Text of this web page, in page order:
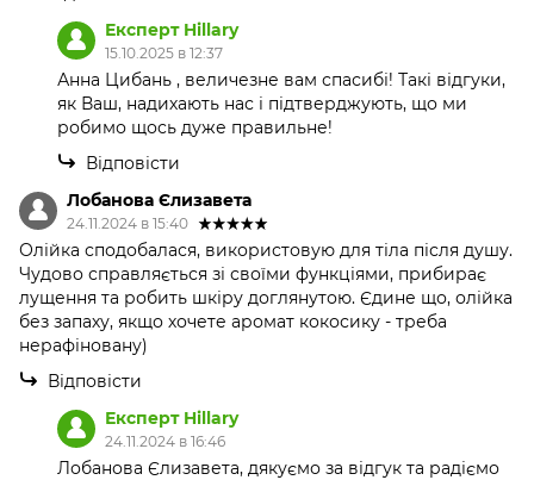
Експерт Hillary
15.10.2025 в 12:37
Анна Цибань , величезне вам спасибі! Такі відгуки,
як Ваш, надихають нас і підтверджують, що ми
робимо щось дуже правильне!
Відповісти
Лобанова Єлизавета
24.11.2024 в 15:40
Олійка сподобалася, використовую для тіла після душу.
Чудово справляється зі своїми функціями, прибирає
лущення та робить шкіру доглянутою. Єдине що, олійка
без запаху, якщо хочете аромат кокосику - треба
нерафіновану)
Відповісти
Експерт Hillary
24.11.2024 в 16:46
Лобанова Єлизавета, дякуємо за відгук та радіємо